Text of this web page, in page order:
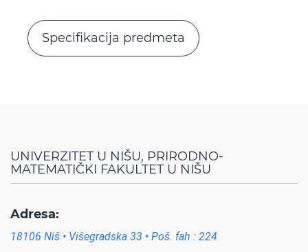
Specifikacija predmeta
UNIVERZITET U NIŠU, PRIRODNO-
MATEMATIČKI FAKULTET U NIŠU
Adresa:
18106 Niš • Višegradska 33 • Poš. fah : 224